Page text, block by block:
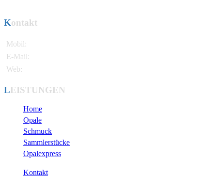
Kontakt
Mobil:
E-Mail:
Web:
LEISTUNGEN
Home
Opale
Schmuck
Sammlerstücke
Opalexpress
Kontakt